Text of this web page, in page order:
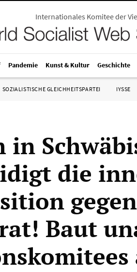
Internationales Komitee der
Pandemie Kunst & Kultur Geschichte
SOZIALISTISCHE GLEICHHEITSPARTEI IYSSE
in
die
Baut